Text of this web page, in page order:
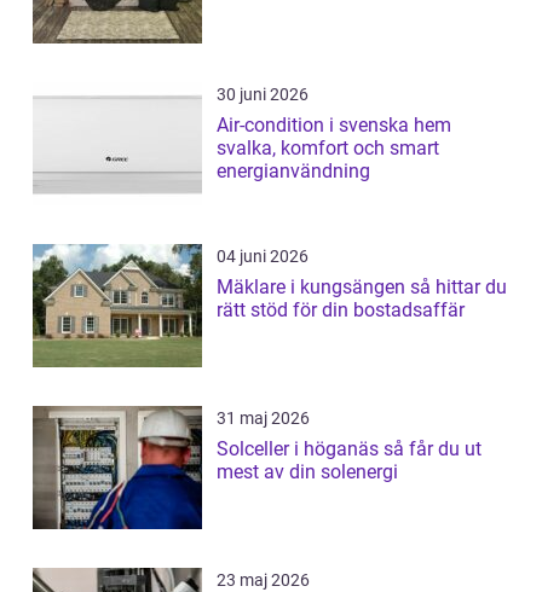
30 juni 2026
Air-condition i svenska hem
svalka, komfort och smart
energianvändning
04 juni 2026
Mäklare i kungsängen så hittar du
rätt stöd för din bostadsaffär
31 maj 2026
Solceller i höganäs så får du ut
mest av din solenergi
23 maj 2026